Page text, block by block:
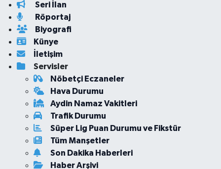
Seri İlan
Röportaj
Biyografi
Künye
İletişim
Servisler
Nöbetçi Eczaneler
Hava Durumu
Aydin Namaz Vakitleri
Trafik Durumu
Süper Lig Puan Durumu ve Fikstür
Tüm Manşetler
Son Dakika Haberleri
Haber Arşivi